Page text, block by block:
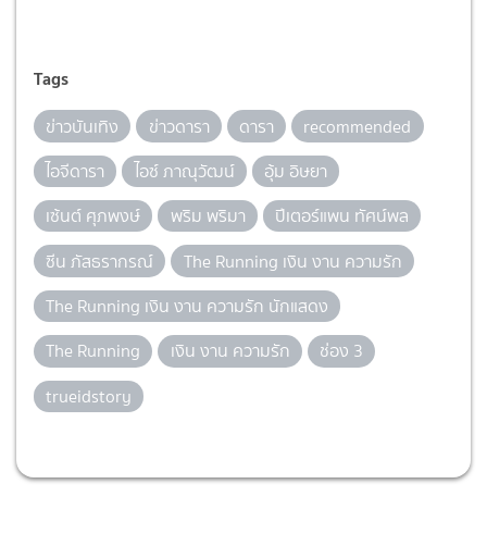
Tags
ข่าวบันเทิง ข่าวดารา ดารา
recommended
ไอจีดารา
ไอซ์ ภาณุวัฒน์
อุ้ม อิษยา
เซ้นต์ ศุภพงษ์
พริม พริมา
ปีเตอร์แพน ทัศน์พล
ซีน ภัสธรากรณ์
The Running เงิน งาน ความรัก
The Running เงิน งาน ความรัก นักแสดง
The Running
เงิน งาน ความรัก
ช่อง 3
trueidstory